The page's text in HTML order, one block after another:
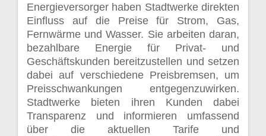
Energieversorger haben Stadtwerke direkten
Einfluss auf die Preise für Strom, Gas,
Fernwärme und Wasser. Sie arbeiten daran,
bezahlbare Energie für Privat- und
Geschäftskunden bereitzustellen und setzen
dabei auf verschiedene Preisbremsen, um
Preisschwankungen entgegenzuwirken.
Stadtwerke bieten ihren Kunden dabei
Transparenz und informieren umfassend
über die aktuellen Tarife und